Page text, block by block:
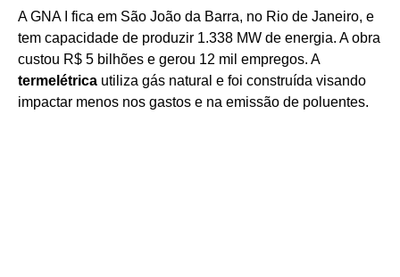
A GNA I fica em São João da Barra, no Rio de Janeiro, e
tem capacidade de produzir 1.338 MW de energia. A obra
custou R$ 5 bilhões e gerou 12 mil empregos. A
termelétrica utiliza gás natural e foi construída visando
impactar menos nos gastos e na emissão de poluentes.